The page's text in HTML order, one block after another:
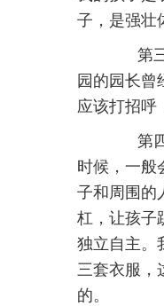
子，是强壮
第三
园的园长曾
应该打招呼
第四
时候，一般
子和周围的
杠，让孩子
独立自主。
三套衣服，
的。